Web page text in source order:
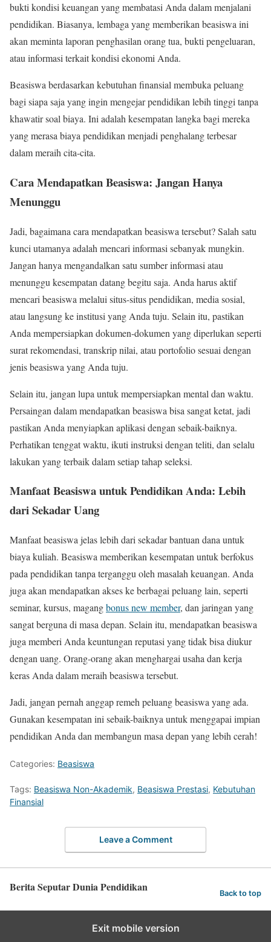
bukti kondisi keuangan yang membatasi Anda dalam menjalani
pendidikan. Biasanya, lembaga yang memberikan beasiswa ini
akan meminta laporan penghasilan orang tua, bukti pengeluaran,
atau informasi terkait kondisi ekonomi Anda.
Beasiswa berdasarkan kebutuhan finansial membuka peluang
bagi siapa saja yang ingin mengejar pendidikan lebih tinggi tanpa
khawatir soal biaya. Ini adalah kesempatan langka bagi mereka
yang merasa biaya pendidikan menjadi penghalang terbesar
dalam meraih cita-cita.
Cara Mendapatkan Beasiswa: Jangan Hanya
Menunggu
Jadi, bagaimana cara mendapatkan beasiswa tersebut? Salah satu
kunci utamanya adalah mencari informasi sebanyak mungkin.
Jangan hanya mengandalkan satu sumber informasi atau
menunggu kesempatan datang begitu saja. Anda harus aktif
mencari beasiswa melalui situs-situs pendidikan, media sosial,
atau langsung ke institusi yang Anda tuju. Selain itu, pastikan
Anda mempersiapkan dokumen-dokumen yang diperlukan seperti
surat rekomendasi, transkrip nilai, atau portofolio sesuai dengan
jenis beasiswa yang Anda tuju.
Selain itu, jangan lupa untuk mempersiapkan mental dan waktu.
Persaingan dalam mendapatkan beasiswa bisa sangat ketat, jadi
pastikan Anda menyiapkan aplikasi dengan sebaik-baiknya.
Perhatikan tenggat waktu, ikuti instruksi dengan teliti, dan selalu
lakukan yang terbaik dalam setiap tahap seleksi.
Manfaat Beasiswa untuk Pendidikan Anda: Lebih
dari Sekadar Uang
Manfaat beasiswa jelas lebih dari sekadar bantuan dana untuk
biaya kuliah. Beasiswa memberikan kesempatan untuk berfokus
pada pendidikan tanpa terganggu oleh masalah keuangan. Anda
juga akan mendapatkan akses ke berbagai peluang lain, seperti
seminar, kursus, magangbonus new member, dan jaringan yang
sangat berguna di masa depan. Selain itu, mendapatkan beasiswa
juga memberi Anda keuntungan reputasi yang tidak bisa diukur
dengan uang. Orang-orang akan menghargai usaha dan kerja
keras Anda dalam meraih beasiswa tersebut.
Jadi, jangan pernah anggap remeh peluang beasiswa yang ada.
Gunakan kesempatan ini sebaik-baiknya untuk menggapai impian
pendidikan Anda dan membangun masa depan yang lebih cerah!
Categories: Beasiswa
Tags: Beasiswa Non-Akademik, Beasiswa Prestasi, Kebutuhan
Finansial
Leave a Comment
Berita Seputar Dunia Pendidikan Back to top
Exit mobile version